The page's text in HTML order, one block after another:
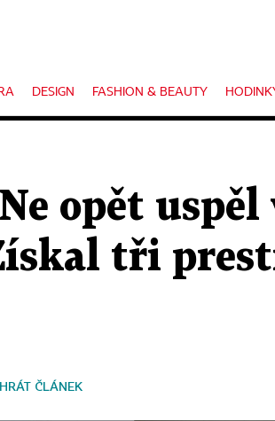
DESIGN FASHION & BEAUTY
opět uspěl
tři
ČLÁNEK